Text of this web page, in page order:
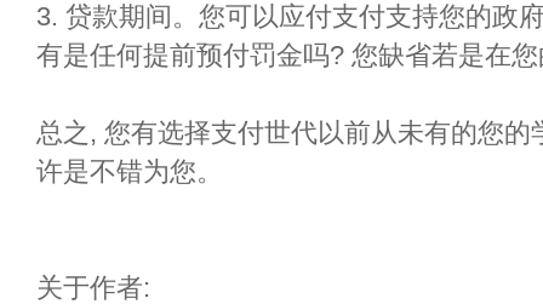
3. 贷款期间。您可以应付支付支持您的政
有是任何提前预付罚金吗? 您缺省若是在
总之, 您有选择支付世代以前从未有的您
许是不错为您。
关于作者: